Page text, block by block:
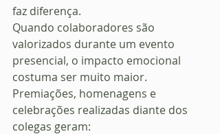
faz diferença.
Quando colaboradores são
valorizados durante um evento
presencial, o impacto emocional
costuma ser muito maior.
Premiações, homenagens e
celebrações realizadas diante dos
colegas geram: